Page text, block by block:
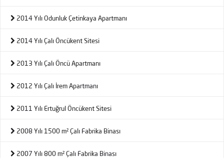
2014 Yılı Odunluk Çetinkaya Apartmanı
2014 Yılı Çalı Öncükent Sitesi
2013 Yılı Çalı Öncü Apartmanı
2012 Yılı Çalı İrem Apartmanı
2011 Yılı Ertuğrul Öncükent Sitesi
2008 Yılı 1500 m² Çalı Fabrika Binası
2007 Yılı 800 m² Çalı Fabrika Binası